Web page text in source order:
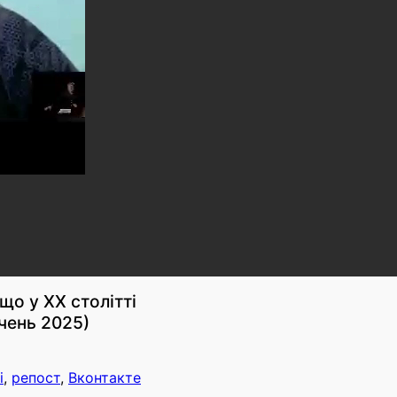
у ХХ столітті
2025)
, репост, Вконтакте